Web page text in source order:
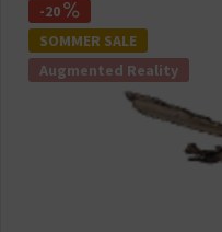
-20
SOMMER SALE
Augmented Reality